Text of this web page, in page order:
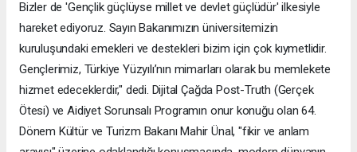
Bizler de 'Gençlik güçlüyse millet ve devlet güçlüdür' ilkesiyle
hareket ediyoruz. Sayın Bakanımızın üniversitemizin
kuruluşundaki emekleri ve destekleri bizim için çok kıymetlidir.
Gençlerimiz, Türkiye Yüzyılı’nın mimarları olarak bu memlekete
hizmet edeceklerdir," dedi. Dijital Çağda Post-Truth (Gerçek
Ötesi) ve Aidiyet Sorunsalı Programın onur konuğu olan 64.
Dönem Kültür ve Turizm Bakanı Mahir Ünal, "fikir ve anlam